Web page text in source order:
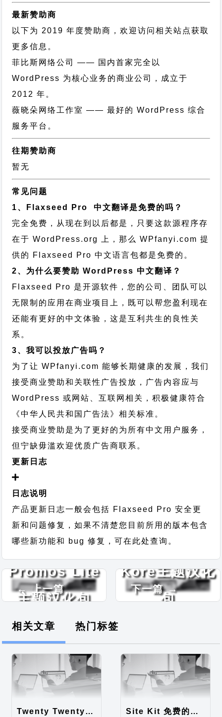
最新赞助商
以下为 2019 年度赞助商，欢迎访问相关站点获取
更多信息。
菲比斯网络公司
—— 国内首家完全以
WordPress 为核心业务的商业公司，成立于
2012 年。
薇晓朵网络工作室 —— 最好的 WordPress 综合
服务平台。
往期赞助商
暂无
常见问题
1、Flaxseed Pro 中文翻译是免费的吗？
完全免费，从现在到以后都是，只要这款源程序存
在于 WordPress.org 上，那么 WPfanyi.com 提
供的 Flaxseed Pro 中文语言包都是免费的。
2、为什么要赞助 WordPress 中文翻译？
Flaxseed Pro 是开源软件，您的公司、团队可以
无限制的应用在商业项目上，既可以帮您盈利现在
还能有更好的中文体验，这是互利共生的良性关
系。
3、我可以投放广告吗？
为了让 WPfanyi.com 能够长期健康的发展，我们
接受商业赞助和关联性广告投放，广告内容应与
WordPress 或网站、互联网相关，积极健康符合
《中华人民共和国广告法》相关标准。
接受商业赞助是为了更好的为所有中文用户服务，
但宁缺毋滥欢迎优质广告商联系。
更新日志
日志说明
产品更新日志一般会包括 Flaxseed Pro 安全更
新和问题修复，如果不清楚您目前所用的版本包含
哪些新功能和 bug 修复，可在此处查询。
← 上一篇
Promos Lite
主题汉化包
下一篇 →
Kore主题汉化
包
相关文章 热门标签
Twenty Twenty-Five 免费的WordPress内容主题 Site Kit 免费的WordPress数据统计插件